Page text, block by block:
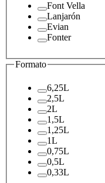
Font Vella
Lanjarón
Evian
Fonter
Formato
6,25L
2,5L
2L
1,5L
1,25L
1L
0,75L
0,5L
0,33L